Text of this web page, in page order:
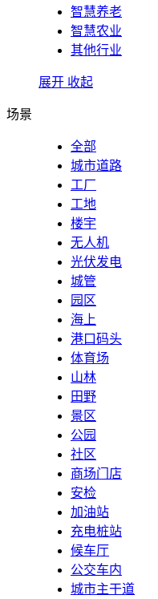
智慧养老
智慧农业
其他行业
展开 收起
场景
全部
城市道路
工厂
工地
楼宇
无人机
光伏发电
城管
园区
海上
港口码头
体育场
山林
田野
景区
公园
社区
商场门店
安检
加油站
充电桩站
候车厅
公交车内
城市主干道